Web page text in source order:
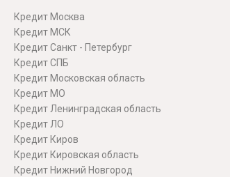
Кредит Москва
Кредит МСК
Кредит Санкт - Петербург
Кредит СПБ
Кредит Московская область
Кредит МО
Кредит Ленинградская область
Кредит ЛО
Кредит Киров
Кредит Кировская область
Кредит Нижний Новгород